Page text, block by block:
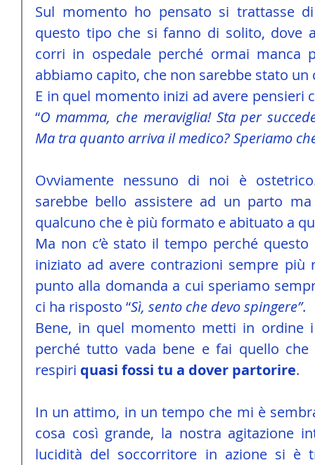
Sul momento ho pensato si trattasse
questo tipo che si fanno di solito, dove
corri in ospedale perché ormai manca
abbiamo capito, che non sarebbe stato
E in quel momento inizi ad avere pensieri
“O mamma, che meraviglia! Sta per
Ma tra quanto arriva il medico? Speriamo
Ovviamente nessuno di noi è
sarebbe bello assistere ad un parto ma
qualcuno che è più formato e abituato a
Ma non c’è stato il tempo perché questo
iniziato ad avere contrazioni sempre più
punto alla domanda a cui speriamo
ci ha risposto “Sì, sento che devo spingere”.
Bene, in quel momento metti in ordine
perché tutto vada bene e fai quello
respiri quasi fossi tu a dover partorire.
In un attimo, in un tempo che mi è
cosa così grande, la nostra agitazione
lucidità del soccorritore in azione si è